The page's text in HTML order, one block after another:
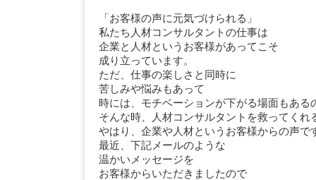
「お客様の声に元気づけられる」
私たち人材コンサルタントの仕事は
企業と人材というお客様があってこそ
成り立っています。
ただ、仕事の楽しさと同時に
苦しみや悩みもあって
時には、モチベーションが下がる場面もある
そんな時、人材コンサルタントを救ってくれ
やはり、企業や人材というお客様からの声で
最近、下記メールのような
温かいメッセージを
お客様からいただきましたので